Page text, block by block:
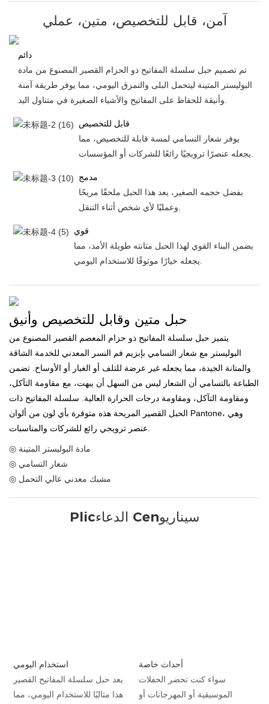
آمن، قابل للتخصيص، متين، عملي
دائم
تم تصميم حبل سلسلة المفاتيح ذو الحزام القصير المصنوع من مادة
البوليستر المتينة ليتحمل البلى والتمزق اليومي، مما يوفر طريقة آمنة
قابل للتخصيص
يوفر شعار التسامي لمسة قابلة للتخصيص، مما
مدمج
بفضل حجمه الصغير، يعد هذا الحبل ملحقًا مريحًا
قوي
يضمن البناء القوي لهذا الحبل متانته طويلة الأمد، مما
حبل متين وقابل للتخصيص وأنيق
يتميز حبل سلسلة المفاتيح ذو حزام المعصم القصير المصنوع من
البوليستر مع شعار التسامي بإبزيم فم النسر المعدني للخدمة الشاقة
والمتانة الجيدة، مما يجعله غير عرضة للتلف أو الغبار أو الأوساخ. تضمن
الطباعة بالتسامي أن الشعار ليس من السهل أن يبهت، مع مقاومة التآكل،
ومقاومة التآكل، ومقاومة درجات الحرارة العالية. سلسلة المفاتيح ذات
الحبل القصير المريحة هذه متوفرة بأي لون من ألوان Pantone، وهي
◎ مادة البوليستر المتينة
◎ شعار التسامي
◎ مشبك معدني عالي التحمل
Plicالدعاء Cenسيناريو
استخدام اليومي
يعد حبل سلسلة المفاتيح القصير
هذا مثاليًا للاستخدام اليومي، مما
أحداث خاصة
سواء كنت تحضر الحفلات
الموسيقية أو المهرجانات أو